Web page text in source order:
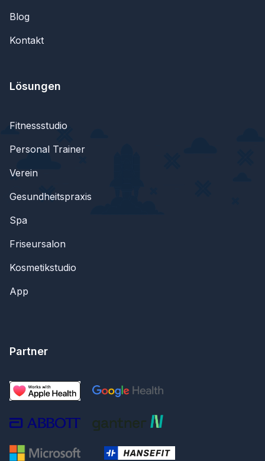
Blog
Kontakt
Lösungen
Fitnessstudio
Personal Trainer
Verein
Gesundheitspraxis
Spa
Friseursalon
Kosmetikstudio
App
Partner